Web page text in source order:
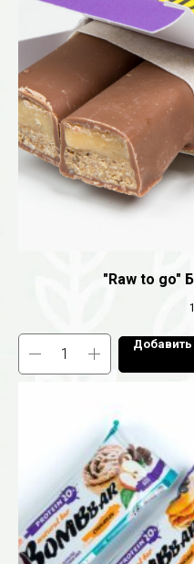
"Raw to go"
Добавить